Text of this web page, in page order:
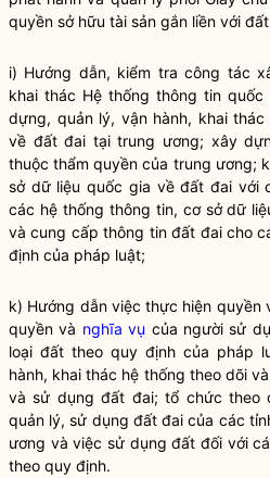
quyền sở hữu tài sản gắn liền với
i) Hướng dẫn, kiểm tracông tác
khai thác Hệ thống thông tin quốc
dựng, quản lý, vận hành, khai
về đất đai tại trung ương; xây
thuộc thẩmquyền của trung ương;
sở dữ liệuquốc gia về đất đai với
các hệ thống thông tin, cơ sở dữ
và cung cấp thông tin đất đai cho
định của pháp luật;
k) Hướng dẫn việc thực hiện quyền
quyền và nghĩa vụ của người sử
loại đất theo quy định của pháp
hành, khai thác hệ thống theo dõi
và sử dụng đất đai; tổ chức theo
quản lý, sử dụng đất đai của các
ương và việc sử dụng đất đối với
theo quy định.